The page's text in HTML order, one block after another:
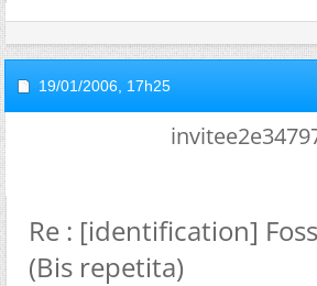
19/01/2006, 17h25
Re : [identification]
(Bis repetita)